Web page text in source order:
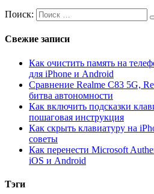
Поиск:
Свежие записи
Как очистить память на
для iPhone и Android
Сравнение Realme C83 5G,
битва автономности
Как включить подсказки
пошаговая инструкция
Как скрыть клавиатуру на
советы
Как перенести Microsoft
iOS и Android
Тэги